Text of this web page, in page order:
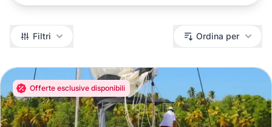
Filtri Filtri Ordina per
Offerte esclusive disponibili